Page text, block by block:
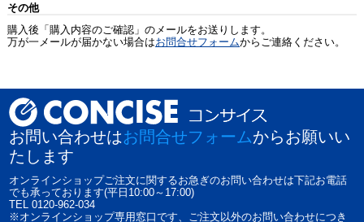
その他
購入後「購入内容のご確認」のメールをお送りします。
万が一メールが届かない場合はお問合せフォームからご連絡ください。
お問い合わせはお問合せフォームからお願いい
たします
オンラインショップご注文に関するお急ぎのお問い合わせは下記お電話
でも承っております(平日10:00～17:00)
TEL 0120-962-034
※オンラインショップ専用窓口です、ご注文以外のお問い合わせにつき